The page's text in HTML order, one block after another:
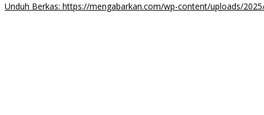
Unduh Berkas: https://mengabarkan.com/wp-content/uploads/2025/